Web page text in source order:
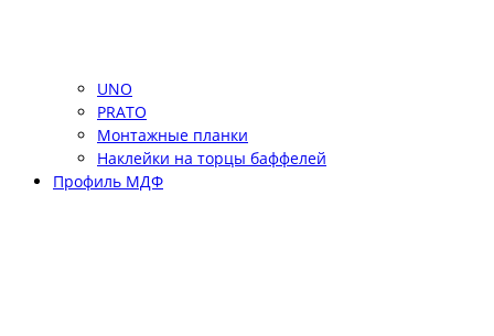
UNO
PRATO
Монтажные планки
Наклейки на торцы баффелей
Профиль МДФ